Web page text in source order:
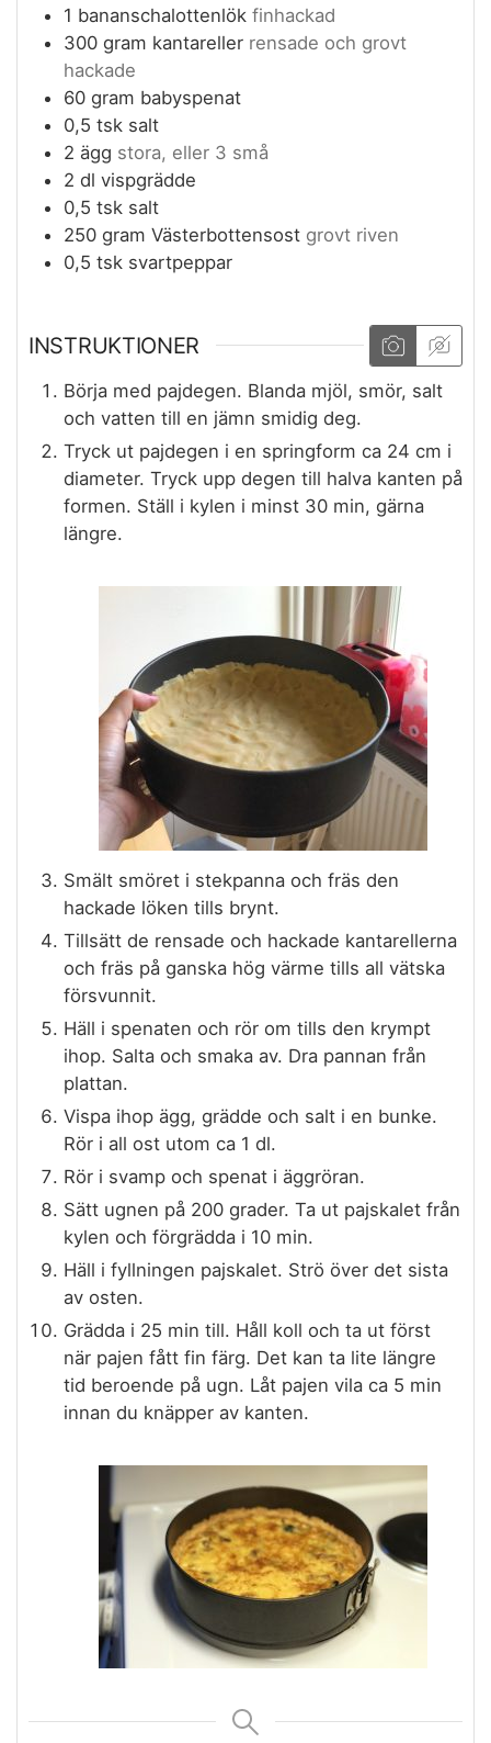
1 bananschalottenlök finhackad
300 gram kantareller rensade och grovt
hackade
60 gram babyspenat
0,5 tsk salt
2 ägg stora, eller 3 små
2 dl vispgrädde
0,5 tsk salt
250 gram Västerbottensost grovt riven
0,5 tsk svartpeppar
INSTRUKTIONER
Börja med pajdegen. Blanda mjöl, smör, salt
och vatten till en jämn smidig deg.
Tryck ut pajdegen i en springform ca 24 cm i
diameter. Tryck upp degen till halva kanten på
formen. Ställ i kylen i minst 30 min, gärna
längre.
Smält smöret i stekpanna och fräs den
hackade löken tills brynt.
Tillsätt de rensade och hackade kantarellerna
och fräs på ganska hög värme tills all vätska
försvunnit.
Häll i spenaten och rör om tills den krympt
ihop. Salta och smaka av. Dra pannan från
plattan.
Vispa ihop ägg, grädde och salt i en bunke.
Rör i all ost utom ca 1 dl.
Rör i svamp och spenat i äggröran.
Sätt ugnen på 200 grader. Ta ut pajskalet från
kylen och förgrädda i 10 min.
Häll i fyllningen pajskalet. Strö över det sista
av osten.
Grädda i 25 min till. Håll koll och ta ut först
när pajen fått fin färg. Det kan ta lite längre
tid beroende på ugn. Låt pajen vila ca 5 min
innan du knäpper av kanten.